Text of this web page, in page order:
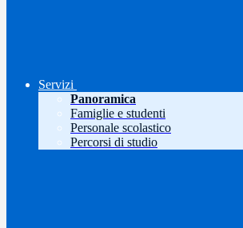
Servizi
Panoramica
Famiglie e studenti
Personale scolastico
Percorsi di studio